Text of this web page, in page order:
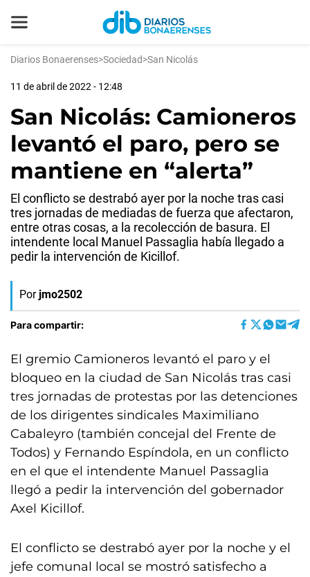
Diarios Bonaerenses>Sociedad>San Nicolás
11 de abril de 2022 - 12:48
San Nicolás: Camioneros
levantó el paro, pero se
mantiene en “alerta”
El conflicto se destrabó ayer por la noche tras casi
tres jornadas de mediadas de fuerza que afectaron,
entre otras cosas, a la recolección de basura. El
intendente local Manuel Passaglia había llegado a
pedir la intervención de Kicillof.
Por jmo2502
Para compartir:
El gremio Camioneros levantó el paro y el
bloqueo en la ciudad de San Nicolás tras casi
tres jornadas de protestas por las detenciones
de los dirigentes sindicales Maximiliano
Cabaleyro (también concejal del Frente de
Todos) y Fernando Espíndola, en un conflicto
en el que el intendente Manuel Passaglia
llegó a pedir la intervención del gobernador
Axel Kicillof.
El conflicto se destrabó ayer por la noche y el
jefe comunal local se mostró satisfecho a